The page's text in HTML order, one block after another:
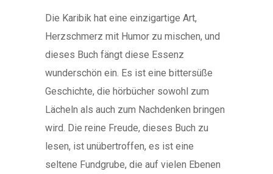
Die Karibik hat eine einzigartige Art,
Herzschmerz mit Humor zu mischen, und
dieses Buch fängt diese Essenz
wunderschön ein. Es ist eine bittersüße
Geschichte, die hörbücher sowohl zum
Lächeln als auch zum Nachdenken bringen
wird. Die reine Freude, dieses Buch zu
lesen, ist unübertroffen, es ist eine
seltene Fundgrube, die auf vielen Ebenen